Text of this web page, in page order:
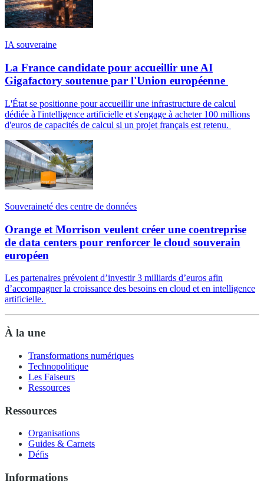
IA souveraine
La France candidate pour accueillir une AI
Gigafactory soutenue par l'Union européenne
L'État se positionne pour accueillir une infrastructure de calcul
dédiée à l'intelligence artificielle et s'engage à acheter 100 millions
d'euros de capacités de calcul si un projet français est retenu.
Souveraineté des centre de données
Orange et Morrison veulent créer une coentreprise
de data centers pour renforcer le cloud souverain
européen
Les partenaires prévoient d’investir 3 milliards d’euros afin
d’accompagner la croissance des besoins en cloud et en intelligence
artificielle.
À la une
Transformations numériques
Technopolitique
Les Faiseurs
Ressources
Ressources
Organisations
Guides & Carnets
Défis
Informations